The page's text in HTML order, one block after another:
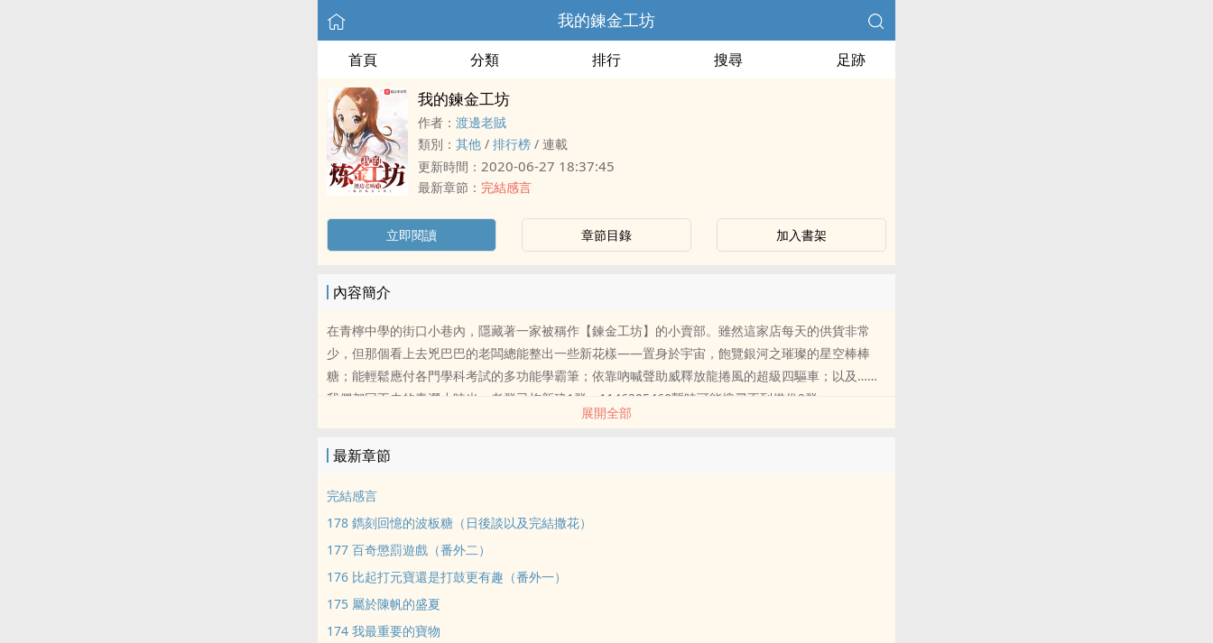
我的鍊金工坊
首頁 分類 排行 搜尋 足跡
我的鍊金工坊
作者： 渡邊老賊
類別： 其他 / 排行榜 / 連載
更新時間： 2020-06-27 18:37:45
最新章節： 完結感言
立即閱讀 章節目錄 加入書架
內容簡介
在青檸中學的街口小巷內，隱藏著一家被稱作【鍊金工坊】的小賣部。雖然這家店每天的供貨非常
少，但那個看上去兇巴巴的老闆總能整出一些新花樣——置身於宇宙，飽覽銀河之璀璨的星空棒棒
糖；能輕鬆應付各門學科考試的多功能學霸筆；依靠吶喊聲助威釋放龍捲風的超級四驅車；以及……
我們都回不去的青澀小時光。老群已炸新建1群：1146305460暫時可能搜尋不到備份2群：
展開全部
最新章節
完結感言
178 鐫刻回憶的波板糖（日後談以及完結撒花）
177 百奇懲罰遊戲（番外二）
176 比起打元寶還是打鼓更有趣（番外一）
175 屬於陳帆的盛夏
174 我最重要的寶物